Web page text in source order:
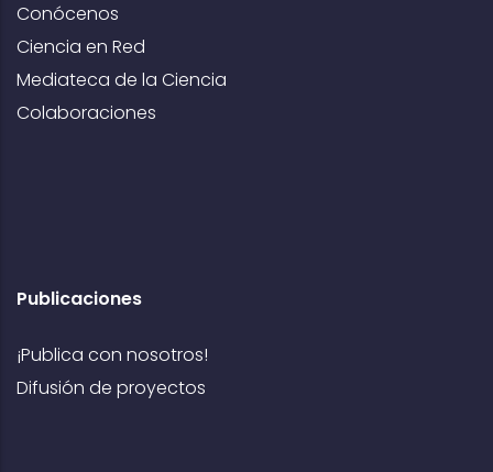
Conócenos
Ciencia en Red
Mediateca de la Ciencia
Colaboraciones
Publicaciones
¡Publica con nosotros!
Difusión de proyectos